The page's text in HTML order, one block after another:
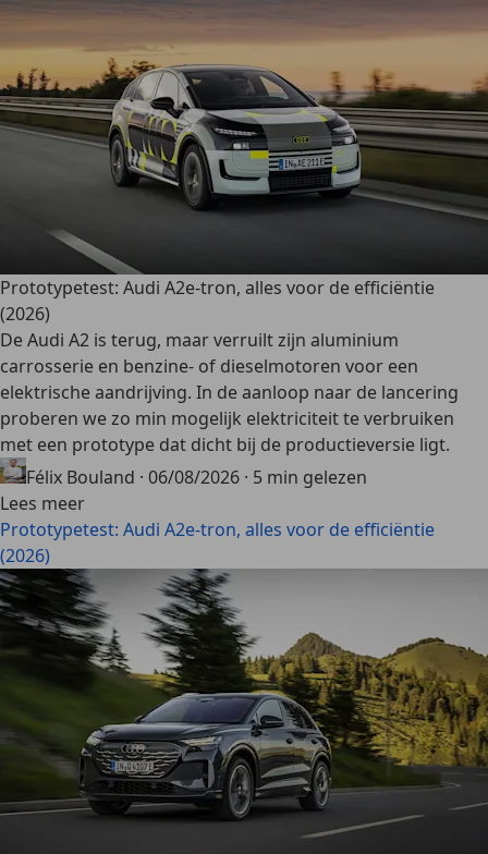
Prototypetest: Audi A2e-tron, alles voor de efficiëntie
(2026)
De Audi A2 is terug, maar verruilt zijn aluminium
carrosserie en benzine- of dieselmotoren voor een
elektrische aandrijving. In de aanloop naar de lancering
proberen we zo min mogelijk elektriciteit te verbruiken
met een prototype dat dicht bij de productieversie ligt.
Félix Bouland · 06/08/2026 · 5 min gelezen
Lees meer
Prototypetest: Audi A2e-tron, alles voor de efficiëntie
(2026)